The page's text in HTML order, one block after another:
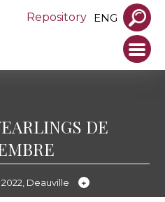
Repository ENG
DE
Deauville